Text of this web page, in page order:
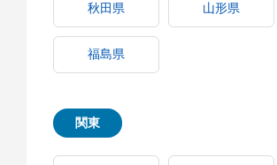
秋田県 山形県
福島県
関東